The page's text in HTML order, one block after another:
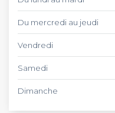
Du mercredi au jeudi
Vendredi
Samedi
Dimanche